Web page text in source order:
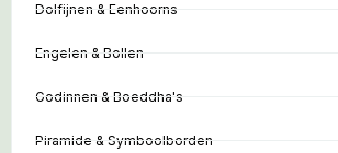
Dolfijnen & Eenhoorns
Engelen & Bollen
Godinnen & Boeddha's
Piramide & Symboolborden